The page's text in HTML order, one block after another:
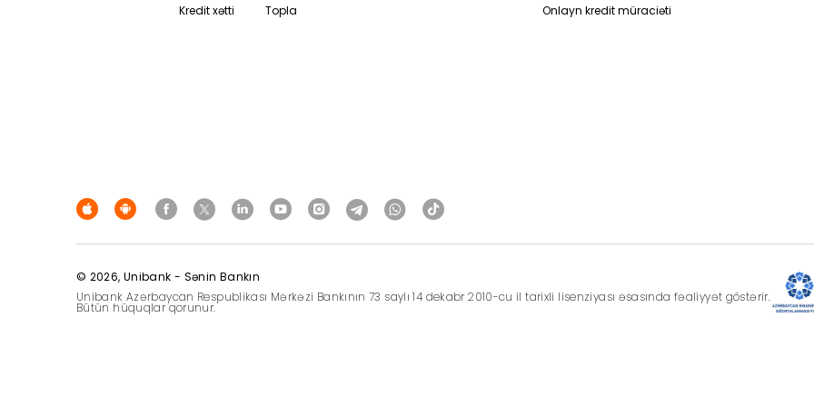
Kredit xətti Topla Onlayn kredit müraciəti
© 2026, Unibank - Sənin Bankın
Unibank Azərbaycan Respublikası Mərkəzi Bankının 73 saylı 14 dekabr 2010-cu il tarixli lisenziyası əsasında fəaliyyət göstərir.
Bütün hüquqlar qorunur.